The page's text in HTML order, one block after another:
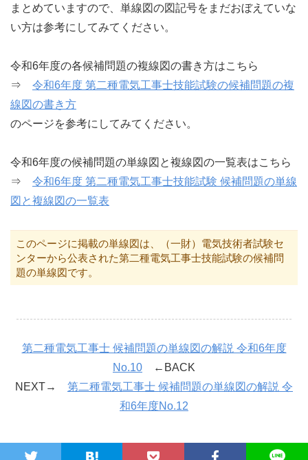
まとめていますので、単線図の図記号をまだおぼえていな
い方は参考にしてみてください。
令和6年度の各候補問題の複線図の書き方はこちら
⇒ 令和6年度 第二種電気工事士技能試験の候補問題の複
線図の書き方
のページを参考にしてみてください。
令和6年度の候補問題の単線図と複線図の一覧表はこちら
⇒ 令和6年度 第二種電気工事士技能試験 候補問題の単線
図と複線図の一覧表
このページに掲載の単線図は、（一財）電気技術者試験セ
ンターから公表された第二種電気工事士技能試験の候補問
題の単線図です。
第二種電気工事士 候補問題の単線図の解説 令和6年度
No.10 ←BACK
NEXT→ 第二種電気工事士 候補問題の単線図の解説 令
和6年度No.12